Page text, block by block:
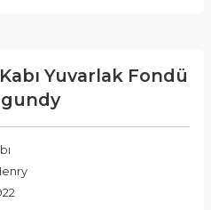
Yuvarlak Fondü